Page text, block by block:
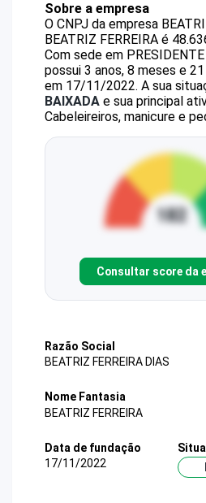
Sobre a empresa
O CNPJ da empresa
BEATRIZ FERREIRA é
Com sede em PRESIDENTE
possui 3 anos, 8 meses e
em 17/11/2022. A sua
BAIXADA e sua principal
Cabeleireiros, manicure e
Consultar score da
Razão Social
BEATRIZ FERREIRA DIAS
Nome Fantasia
BEATRIZ FERREIRA
Data de fundação
17/11/2022